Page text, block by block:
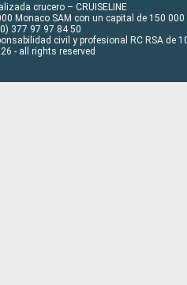
crucero – CRUISELINE
Monaco SAM con un capital de 150 000
377 97 97 84 50
civil y profesional RC RSA de
- all rights reserved